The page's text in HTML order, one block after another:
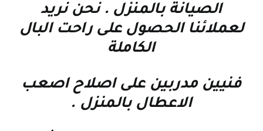
الصيانة بالمنزل . نحن نريد
لعملائنا الحصول على راحت البال
الكاملة
فنيين مدربين على اصلاح اصعب
الاعطال بالمنزل .